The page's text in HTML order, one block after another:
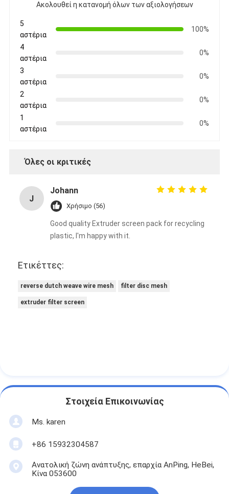
Ακολουθεί η κατανομή όλων των αξιολογήσεων
5
αστέρια
100%
4
αστέρια
0%
3
αστέρια
0%
2
αστέρια
0%
1
αστέρια
0%
Όλες οι κριτικές
J
Johann
Χρήσιμο (56)
Good quality Extruder screen pack for recycling
plastic, I'm happy with it.
Ετικέττες:
reverse dutch weave wire mesh filter disc mesh
extruder filter screen
Στοιχεία Επικοινωνίας
Ms. karen
+86 15932304587
Ανατολική ζώνη ανάπτυξης, επαρχία AnPing, HeBei,
Κίνα 053600